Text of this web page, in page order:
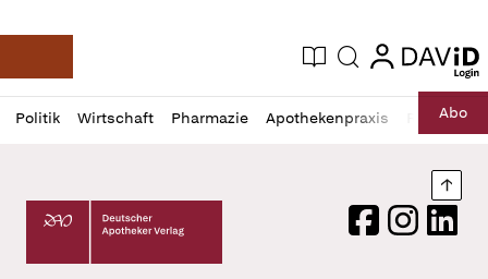
Deutsche Apotheker Zeitung
Aktuelle Ausgabe
Suche login
login
Politik Wirtschaft Pharmazie Apothekenpraxis RechtAbo
Profil
öffnen
Daz
Pur
Deutscher Apotheker Verlag Logo
FacebookInstagram